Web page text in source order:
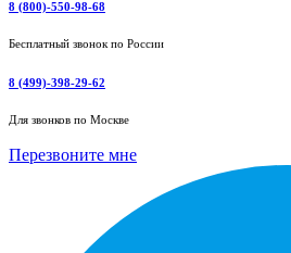
8 (800)-550-98-68
Бесплатный звонок по России
8 (499)-398-29-62
Для звонков по Москве
Перезвоните мне